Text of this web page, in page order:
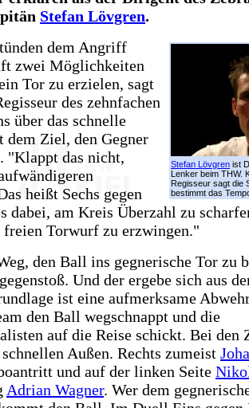
Stefan Lövgren.
Stefan Lövgren ist
Lenker beim THW.
Regisseur sagt die
bestimmt das
dem Angriff
zwei Möglichkeiten
Tor zu erzielen, sagt
des zehnfachen
über das schnelle
Ziel, den Gegner
"Klappt das nicht,
heißt Sechs gegen
dabei, am Kreis Überzahl zu
Torwurf zu erzwingen."
den Ball ins gegnerische Tor zu
Und der ergebe sich aus
ist eine aufmerksame
den Ball wegschnappt und die
auf die Reise schickt. Bei den
Außen. Rechts zumeist
und auf der linken Seite
Adrian Wagner. Wer dem